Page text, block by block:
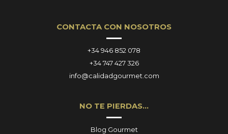
CONTACTA CON NOSOTROS
+34 946 852 078
+34 747 427 326
info@calidadgourmet.com
NO TE PIERDAS…
Blog Gourmet